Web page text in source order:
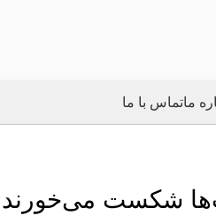
ماتماس با ما
شکست